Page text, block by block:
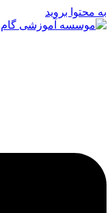
به محتوا بروید